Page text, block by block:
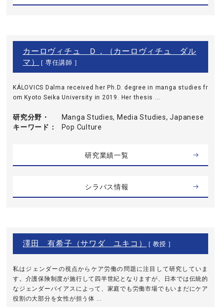
カーロヴィチュ Ｄ．（カーロヴィチュ ダル
マ）
[ 専任講師 ]
KÁLOVICS Dalma received her Ph.D. degree in manga studies fr
om Kyoto Seika University in 2019. Her thesis ...
研究分野・
キーワード
Manga Studies, Media Studies, Japanese
Pop Culture
研究業績一覧
シラバス情報
澤田 有希子（サワダ ユキコ） [ 教授 ]
私はジェンダーの視点からケア労働の問題に注目して研究していま
す。介護保険制度が施行して四半世紀となりますが、日本では伝統的
なジェンダーバイアスによって、家庭でも労働市場でもいまだにケア
役割の大部分を女性が担う体 ...